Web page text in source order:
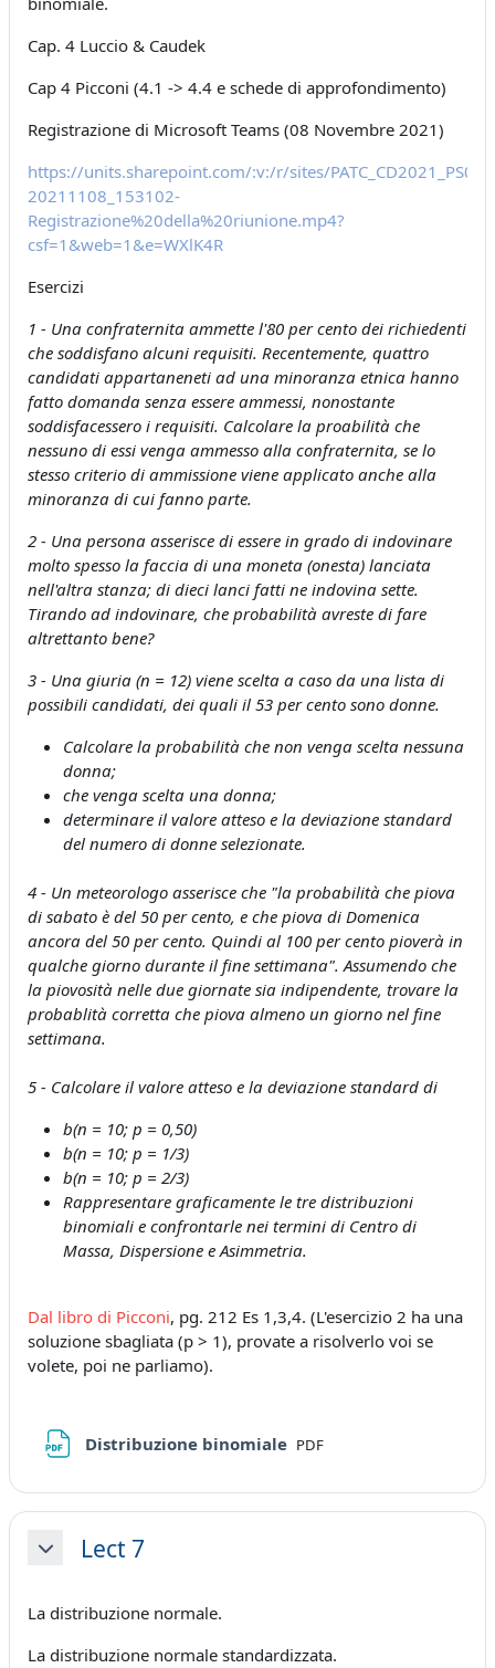
Cap. 4 Luccio & Caudek
Cap 4 Picconi (4.1 -> 4.4 e schede di approfondimento)
Registrazione di Microsoft Teams (08 Novembre 2021)
https://units.sharepoint.com/:v:/r/sites/
20211108_153102-
Registrazione%20della%20riunione.mp4?
csf=1&web=1&e=WXlK4R
Esercizi
1 - Una confraternita ammette l'80 per cento dei richiedenti
che soddisfano alcuni requisiti. Recentemente, quattro
candidati appartaneneti ad una minoranza etnica hanno
fatto domanda senza essere ammessi, nonostante
soddisfacessero i requisiti. Calcolare la proabilità che
nessuno di essi venga ammesso alla confraternita, se lo
stesso criterio di ammissione viene applicato anche alla
minoranza di cui fanno parte.
2 - Una persona asserisce di essere in grado di indovinare
molto spesso la faccia di una moneta (onesta) lanciata
nell'altra stanza; di dieci lanci fatti ne indovina sette.
Tirando ad indovinare, che probabilità avreste di fare
altrettanto bene?
3 - Una giuria (n = 12) viene scelta a caso da una lista di
possibili candidati, dei quali il 53 per cento sono donne.
Calcolare la probabilità che non venga scelta nessuna
donna;
che venga scelta una donna;
determinare il valore atteso e la deviazione standard
del numero di donne selezionate.
4 - Un meteorologo asserisce che "la probabilità che piova
di sabato è del 50 per cento, e che piova di Domenica
ancora del 50 per cento. Quindi al 100 per cento pioverà in
qualche giorno durante il fine settimana". Assumendo che
la piovosità nelle due giornate sia indipendente, trovare la
probablità corretta che piova almeno un giorno nel fine
settimana.
5 - Calcolare il valore atteso e la deviazione standard di
b(n = 10; p = 0,50)
b(n = 10; p = 1/3)
b(n = 10; p = 2/3)
Rappresentare graficamente le tre distribuzioni
binomiali e confrontarle nei termini di Centro di
Massa, Dispersione e Asimmetria.
Dal libro di Picconi, pg. 212 Es 1,3,4. (L'esercizio 2 ha una
soluzione sbagliata (p > 1), provate a risolverlo voi se
volete, poi ne parliamo).
Distribuzione binomiale File
PDF
MinimizzaLect 7
La distribuzione normale.
La distribuzione normale standardizzata.